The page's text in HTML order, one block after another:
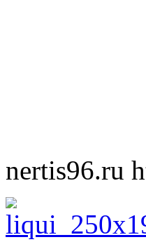
nertis96.ru